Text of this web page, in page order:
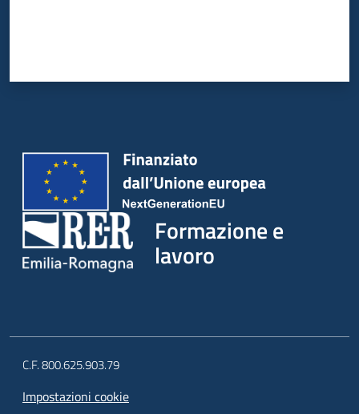
Formazione e
lavoro
C.F. 800.625.903.79
Impostazioni cookie